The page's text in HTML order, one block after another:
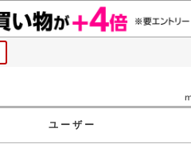
ユーザー